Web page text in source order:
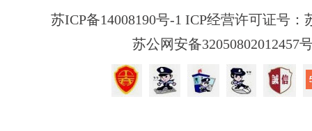
苏ICP备14008190号-1 ICP经营许可证号：
苏公网安备32050802012457